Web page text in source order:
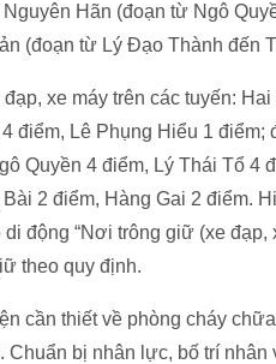
Hãn (đoạn từ Ngô
(đoạn từ Lý Đạo Thành đến
xe máy trên các tuyến:
điểm, Lê Phụng Hiểu 1
Quyền 4 điểm, Lý Thái Tổ 4
2 điểm, Hàng Gai 2 điểm.
động “Nơi trông giữ (xe đạp,
theo quy định.
cần thiết về phòng cháy
Chuẩn bị nhân lực, bố trí